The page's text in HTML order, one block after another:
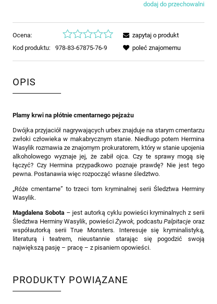
dodaj do przechowalni
Ocena:
Kod produktu:
978-83-67875-76-9
zapytaj o produkt
poleć znajomemu
OPIS
Plamy krwi na płótnie cmentarnego pejzażu
Dwójka przyjaciół nagrywających urbex znajduje na starym cmentarzu
zwłoki człowieka w makabrycznym stanie. Niedługo potem Hermina
Wasylik rozmawia ze znajomym prokuratorem, który w stanie upojenia
alkoholowego wyznaje jej, że zabił ojca. Czy te sprawy mogą się
łączyć? Czy Hermina przypadkowo poznaje prawdę? Nie jest tego
pewna. Postanawia więc rozpocząć własne śledztwo.
„Róże cmentarne” to trzeci tom kryminalnej serii Śledztwa Herminy
Wasylik.
Magdalena Sobota– jest autorką cyklu powieści kryminalnych z serii
Śledztwa Herminy Wasylik, powieściŻywok, podcastuPalpitacje oraz
współautorką serii True Monsters. Interesuje się kryminalistyką,
literaturą i teatrem, nieustannie starając się pogodzić swoją
największą pasję – pracę – z pisaniem opowieści.
PRODUKTY POWIĄZANE